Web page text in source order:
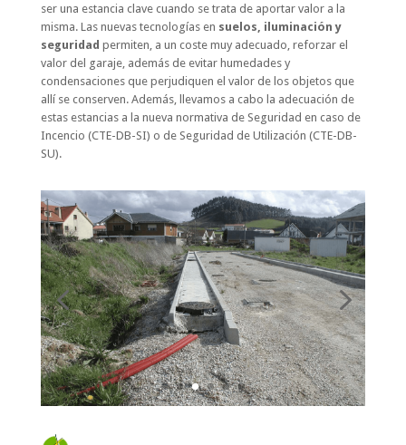
ser una estancia clave cuando se trata de aportar valor a la
misma. Las nuevas tecnologías en suelos, iluminación y
seguridad permiten, a un coste muy adecuado, reforzar el
valor del garaje, además de evitar humedades y
condensaciones que perjudiquen el valor de los objetos que
allí se conserven. Además, llevamos a cabo la adecuación de
estas estancias a la nueva normativa de Seguridad en caso de
Incencio (CTE-DB-SI) o de Seguridad de Utilización (CTE-DB-
SU).